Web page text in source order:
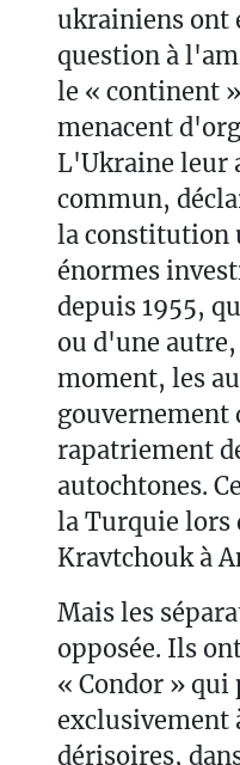
ukrainiens ont
question à
le « continent
menacent
L'Ukraine leur
commun,
la constitution
énormes
depuis 1955,
ou d'une autre,
moment, les
gouvernement
rapatriement
autochtones.
la Turquie lors
Kravtchouk à
Mais les
opposée. Ils
« Condor » qui
exclusivement
dérisoires,